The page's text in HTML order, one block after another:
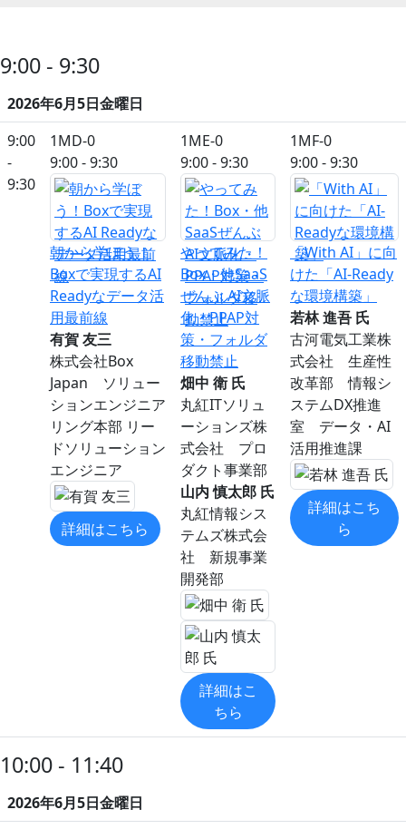
9:00 - 9:30
2026年6月5日金曜日
9:00
-
9:30
1MD-0
9:00 - 9:30
朝から学ぼう！
Boxで実現するAI
Readyなデータ活
用最前線
有賀 友三
株式会社Box
Japan ソリュー
ションエンジニア
リング本部 リー
ドソリューション
エンジニア
詳細はこちら
1ME-0
9:00 - 9:30
やってみた！
Box・他SaaS
ぜんぶ AI文脈
化・PPAP対
策・フォルダ
移動禁止
畑中 衛 氏
丸紅ITソリュ
ーションズ株
式会社 プロ
ダクト事業部
山内 慎太郎 氏
丸紅情報シス
テムズ株式会
社 新規事業
開発部
詳細はこ
ちら
1MF-0
9:00 - 9:30
「With AI」に向
けた「AI-Ready
な環境構築」
若林 進吾 氏
古河電気工業株
式会社 生産性
改革部 情報シ
ステムDX推進
室 データ・AI
活用推進課
詳細はこち
ら
10:00 - 11:40
2026年6月5日金曜日